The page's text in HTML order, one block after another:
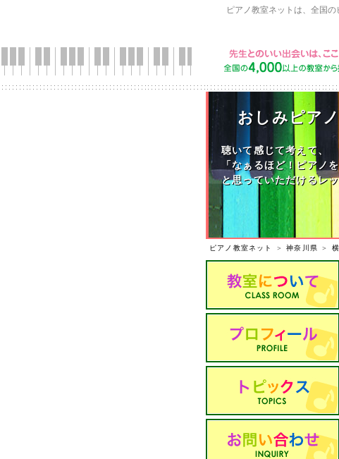
ピアノ教室ネットは、全国
おしみピアノ
聴いて感じて考えて、
「なぁるほど！ピアノ
と思っていただけるレ
ピアノ教室ネット ＞神奈川県 ＞